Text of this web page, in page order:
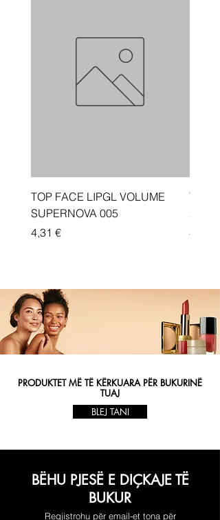
TOP FACE LIPGL VOLUME
SUPERNOVA 005
Price
4,31 €
Traka
20
Price
4,33 €
PRODUKTET MË TË KËRKUARA PËR BUKURINË
TUAJ
BLEJ TANI
BËHU PJESË E DIÇKAJE TË
BUKUR
Regjistrohu për email-et tona për